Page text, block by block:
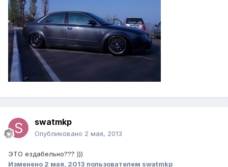
swatmkp
Опубликовано 2 мая, 2013
ЭТО ездабельно??? )))
Изменено 2 мая, 2013 пользователем swatmkp